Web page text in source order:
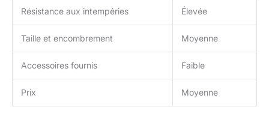
Résistance aux intempéries Élevée
Taille et encombrement Moyenne
Accessoires fournis Faible
Prix Moyenne